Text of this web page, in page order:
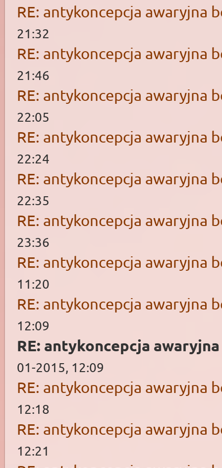
RE: antykoncepcja awaryjna
21:32
RE: antykoncepcja awaryjna
21:46
RE: antykoncepcja awaryjna
22:05
RE: antykoncepcja awaryjna
22:24
RE: antykoncepcja awaryjna
22:35
RE: antykoncepcja awaryjna
23:36
RE: antykoncepcja awaryjna
11:20
RE: antykoncepcja awaryjna
12:09
RE: antykoncepcja
01-2015, 12:09
RE: antykoncepcja awaryjna
12:18
RE: antykoncepcja awaryjna
12:21